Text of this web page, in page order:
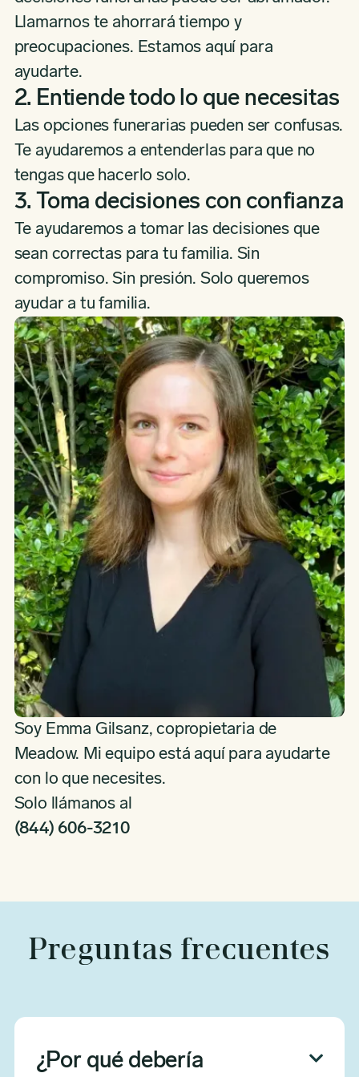
Ángeles.
Llamarnos te ahorrará tiempo y
preocupaciones. Estamos aquí para
ayudarte.
2. Entiende todo lo que necesitas
Las opciones funerarias pueden ser confusas.
Te ayudaremos a entenderlas para que no
tengas que hacerlo solo.
3. Toma decisiones con confianza
Te ayudaremos a tomar las decisiones que
sean correctas para tu familia. Sin
compromiso. Sin presión. Solo queremos
ayudar a tu familia.
Soy Emma Gilsanz, copropietaria de
Meadow. Mi equipo está aquí para ayudarte
con lo que necesites.
Solo llámanos al
(844) 606-3210
Preguntas frecuentes
¿Por qué debería
